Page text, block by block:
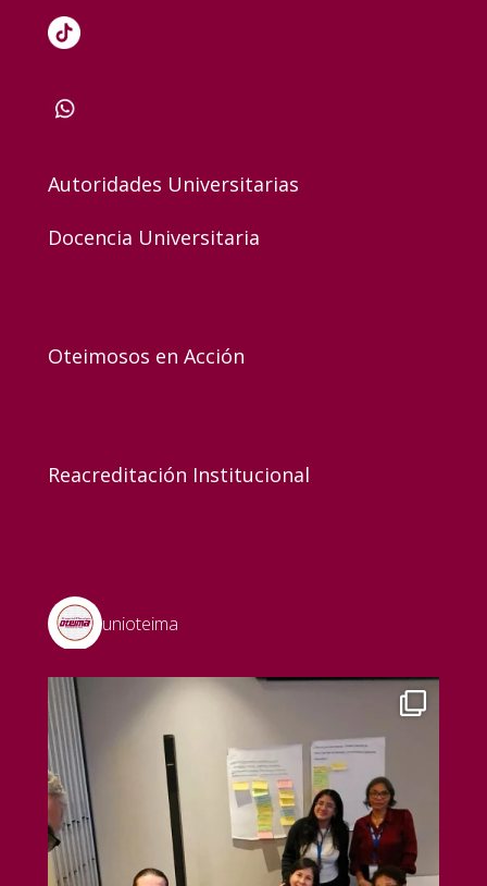
Autoridades Universitarias
Docencia Universitaria
Oteimosos en Acción
Reacreditación Institucional
unioteima